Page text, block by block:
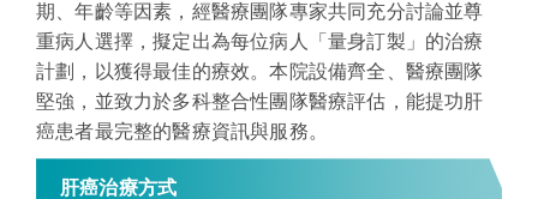
期、年齡等因素，經醫療團隊專家共同充分討論並尊
重病人選擇，擬定出為每位病人「量身訂製」的治療
計劃，以獲得最佳的療效。本院設備齊全、醫療團隊
堅強，並致力於多科整合性團隊醫療評估，能提功肝
癌患者最完整的醫療資訊與服務。
肝癌治療方式